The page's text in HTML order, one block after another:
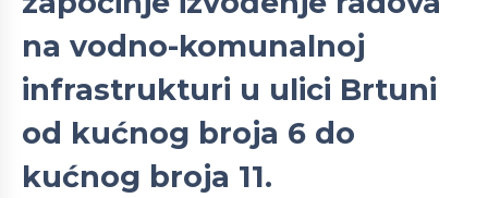
na vodno-komunalnoj
infrastrukturi u ulici Brtuni
od kućnog broja 6 do
kućnog broja 11.